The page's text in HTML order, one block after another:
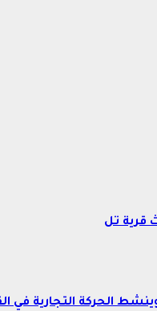
قرية تل
الحركة التجارية في